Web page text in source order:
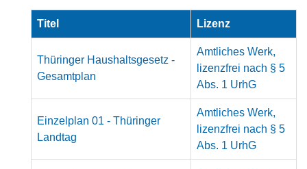
Titel Lizenz
Thüringer Haushaltsgesetz -
Gesamtplan
Amtliches Werk,
lizenzfrei nach § 5
Abs. 1 UrhG
Einzelplan 01 - Thüringer
Landtag
Amtliches Werk,
lizenzfrei nach § 5
Abs. 1 UrhG